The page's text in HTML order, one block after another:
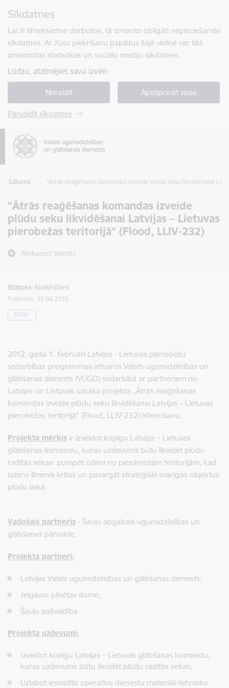
Sīkdatnes
Lai šī tīmekļvietne darbotos, tā izmanto obligāti nepieciešamās
sīkdatnes. Ar Jūsu piekrišanu papildus šajā vietnē var tikt
izmantotas statistikas un sociālo mediju sīkdatnes.
Lūdzu, atzīmējiet savu izvēli:
Noraidīt Apstiprināt visas
Pārvaldīt sīkdatnes
Sākums "Ātrās reaģēšanas komandas izveide plūdu seku likvidēšanai
"Ātrās reaģēšanas komandas izveide
plūdu seku likvidēšanai Latvijas – Lietuvas
pierobežas teritorijā" (Flood, LLIV-232)
Atskaņot tekstu
Statuss: Noslēdzies
Publicēts: 25.04.2012.
ERAF
2012. gada 1. februārī Latvijas - Lietuvas pārrobežu
sadarbības programmas ietvaros Valsts ugunsdzēsības un
glābšanas dienests (VUGD) sadarbībā ar partneriem no
Latvijas un Lietuvas uzsāka projekta „Ātrās reaģēšanas
komandas izveide plūdu seku likvidēšanai Latvijas – Lietuvas
pierobežas teritorijā” (Flood, LLIV-232) īstenošanu.
Projekta mērķis ir izveidot kopīgu Latvijas – Lietuvas
glābšanas komandu, kuras uzdevums būtu likvidēt plūdu
radītās sekas: pumpēt ūdeni no piesārņotām teritorijām, kad
ūdens līmenis krītas un pasargāt stratēģiski svarīgos objektus
plūdu laikā.
Vadošais partneris - Šauļu apgabala ugunsdzēsības un
glābšanas pārvalde.
Projekta partneri:
Latvijas Valsts ugunsdzēsības un glābšanas dienests;
Jelgavas pilsētas dome;
Šauļu pašvaldība.
Projekta uzdevumi:
Izveidot kopīgu Latvijas – Lietuvas glābšanas komandu,
kuras uzdevums būtu likvidēt plūdu radītās sekas;
Uzlabot iesaistīto operatīvo dienestu materiāli-tehnisko